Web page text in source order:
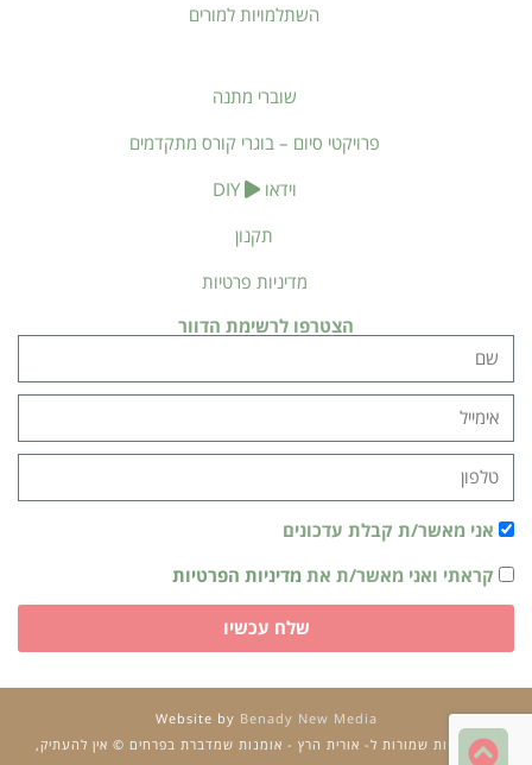
השתלמויות למורים
שוברי מתנה
פרויקטי סיום – בוגרי קורס מתקדמים
וידאו
DIY
תקנון
מדיניות פרטיות
הצטרפו לרשימת הדוור
אני מאשר/ת קבלת עדכונים
קראתי ואני מאשר/ת את מדיניות הפרטיות
שלח עכשיו
Website by Benady New Media
כל הזכויות שמורות ל- אורית הרץ - אומנות שמדברת בפרחים © אין להעתיק,
גלילה